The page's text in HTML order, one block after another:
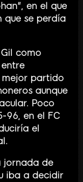
en el que
que se perdía
como
mejor partido
aunque
Poco
96, en el FC
el
jornada de
iba a decidir